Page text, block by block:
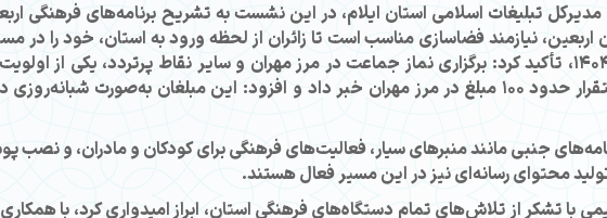
تبلیغات اسلامی استان ایلام، در این نشست به تشریح برنامه‌های فرهنگی
اربعین، نیازمند فضاسازی مناسب است تا زائران از لحظه ورود به استان، خود را
سیاست‌های فرهنگی سال1404، تأکید کرد: برگزاری نماز جماعت در مرز مهران و سایر نقاط پرتردد،
شوند. همچنین وی از استقرار حدود ۱۰۰ مبلغ در مرز مهران خبر داد و افزود: این مبلغان
جنبی مانند منبرهای سیار، فعالیت‌های فرهنگی برای کودکان و مادران، و
محتوای رسانه‌ای نیز در این مسیر فعال هستند.
با تشکر از تلاش‌های تمام دستگاه‌های فرهنگی استان، ابراز امیدواری کرد، با